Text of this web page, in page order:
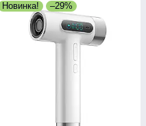
Новинка! –29%